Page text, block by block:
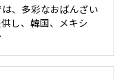
、多彩なおばんざい
し、韓国、メキシ